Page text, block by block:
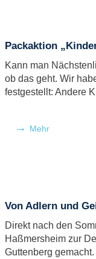
Packaktion
Kann man
ob das geht. Wir
festgestellt: Andere
Mehr
Von Adlern und
Direkt nach den
Haßmersheim zur
Guttenberg gemacht.